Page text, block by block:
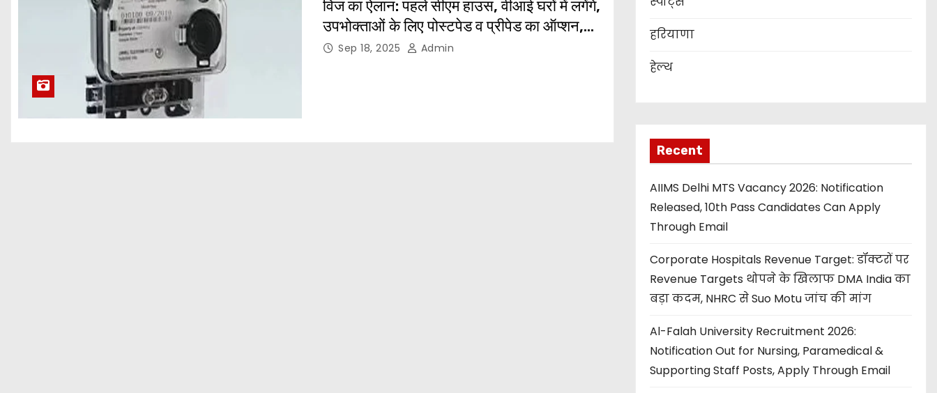
विज का ऐलान: पहले सीएम हाउस, वीआई घरों में लगेंगे,
उपभोक्ताओं के लिए पोस्टपेड व प्रीपेड का ऑप्शन,
जल्द होंगे टेंडर
Sep 18, 2025 Admin
हरियाणा
हेल्थ
Recent
AIIMS Delhi MTS Vacancy 2026: Notification
Released, 10th Pass Candidates Can Apply
Through Email
Corporate Hospitals Revenue Target: डॉक्टरों पर
Revenue Targets थोपने के खिलाफ DMA India का
बड़ा कदम, NHRC से Suo Motu जांच की मांग
Al-Falah University Recruitment 2026:
Notification Out for Nursing, Paramedical &
Supporting Staff Posts, Apply Through Email